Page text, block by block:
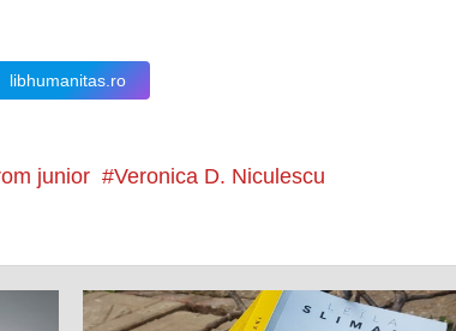
libhumanitas.ro
junior Veronica D. Niculescu